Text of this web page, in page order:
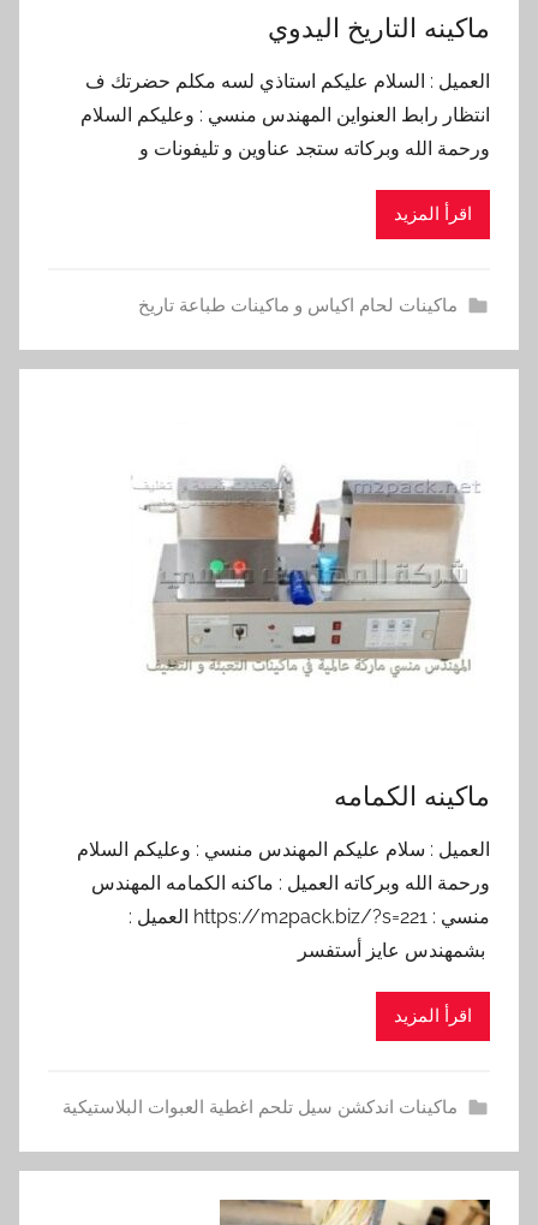
ماكينه التاريخ اليدوي
العميل : السلام عليكم استاذي لسه مكلم حضرتك ف
انتظار رابط العنواين المهندس منسي : وعليكم السلام
ورحمة الله وبركاته ستجد عناوين و تليفونات و
اقرأ المزيد
ماكينات لحام اكياس و ماكينات طباعة تاريخ
ماكينه الكمامه
العميل : سلام عليكم المهندس منسي : وعليكم السلام
ورحمة الله وبركاته العميل : ماكنه الكمامه المهندس
منسي : https://m2pack.biz/?s=221 العميل :
بشمهندس عايز أستفسر
اقرأ المزيد
ماكينات اندكشن سيل تلحم اغطية العبوات البلاستيكية